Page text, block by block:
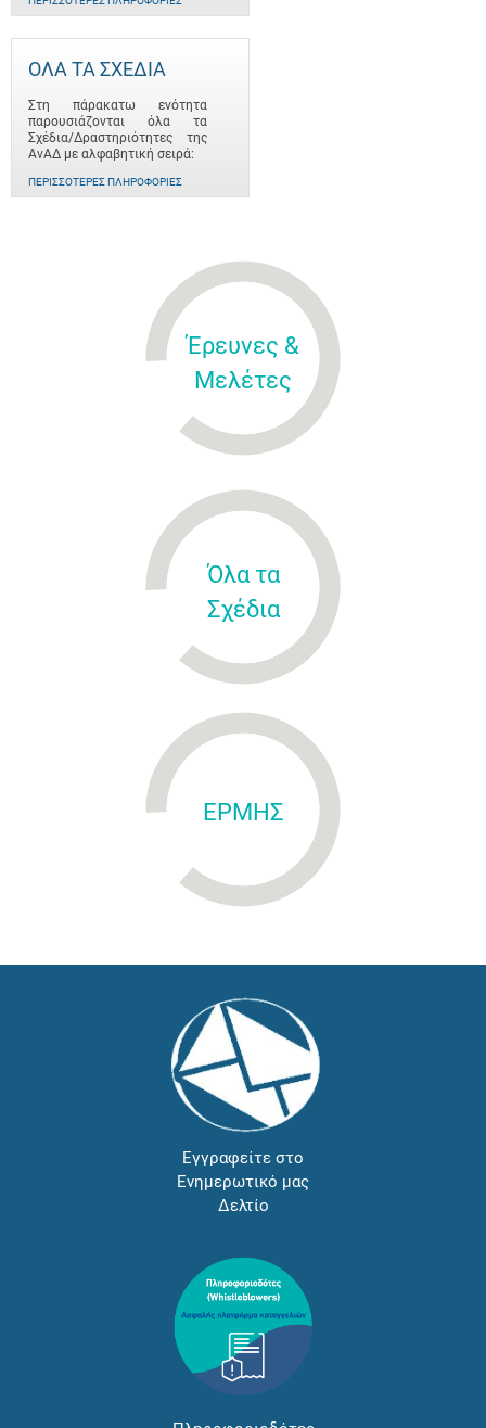
ΟΛΑ ΤΑ ΣΧΕΔΙΑ
Στη πάρακατω ενότητα
παρουσιάζονται όλα τα
Σχέδια/Δραστηριότητες της
ΑνΑΔ με αλφαβητική σειρά:
ΠΕΡΙΣΣΌΤΕΡΕΣ ΠΛΗΡΟΦΟΡΊΕΣ
Έρευνες &
Μελέτες
Όλα τα
Σχέδια
ΕΡΜΗΣ
Εγγραφείτε στο
Ενημερωτικό μας
Δελτίο